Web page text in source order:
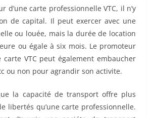
d’une carte professionnelle VTC, il n’y
de capital. Il peut exercer avec une
ou louée, mais la durée de location
ou égale à six mois. Le promoteur
carte VTC peut également embaucher
ou non pour agrandir son activite.
la capacité de transport offre plus
libertés qu’une carte professionnelle.